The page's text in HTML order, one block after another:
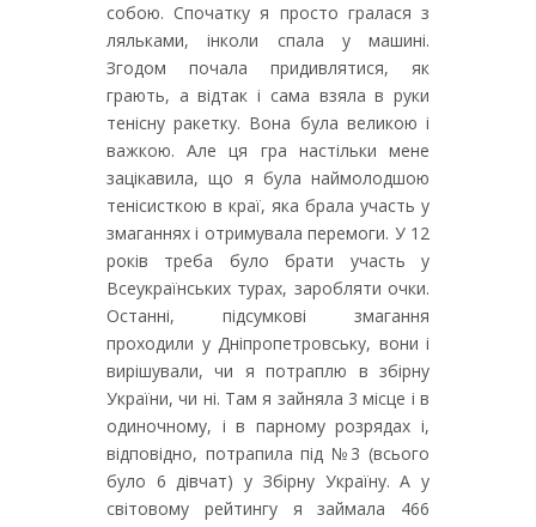
собою. Спочатку я просто гралася з
ляльками, інколи спала у машині.
Згодом почала придивлятися, як
грають, а відтак і сама взяла в руки
тенісну ракетку. Вона була великою і
важкою. Але ця гра настільки мене
зацікавила, що я була наймолодшою
тенісисткою в краї, яка брала участь у
змаганнях і отримувала перемоги. У 12
років треба було брати участь у
Всеукраїнських турах, заробляти очки.
Останні, підсумкові змагання
проходили у Дніпропетровську, вони і
вирішували, чи я потраплю в збірну
України, чи ні. Там я зайняла 3 місце і в
одиночному, і в парному розрядах і,
відповідно, потрапила під №3 (всього
було 6 дівчат) у Збірну Україну. А у
світовому рейтингу я займала 466